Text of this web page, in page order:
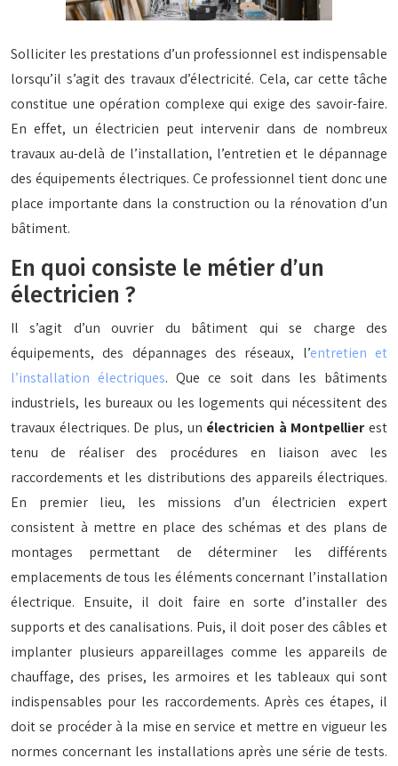
Solliciter les prestations d’un professionnel est indispensable
lorsqu’il s’agit des travaux d’électricité. Cela, car cette tâche
constitue une opération complexe qui exige des savoir-faire.
En effet, un électricien peut intervenir dans de nombreux
travaux au-delà de l’installation, l’entretien et le dépannage
des équipements électriques. Ce professionnel tient donc une
place importante dans la construction ou la rénovation d’un
bâtiment.
En quoi consiste le métier d’un
électricien ?
Il s’agit d’un ouvrier du bâtiment qui se charge des
équipements, des dépannages des réseaux, l’entretien et
l’installation électriques. Que ce soit dans les bâtiments
industriels, les bureaux ou les logements qui nécessitent des
travaux électriques. De plus, un électricien à Montpellierest
tenu de réaliser des procédures en liaison avec les
raccordements et les distributions des appareils électriques.
En premier lieu, les missions d’un électricien expert
consistent à mettre en place des schémas et des plans de
montages permettant de déterminer les différents
emplacements de tous les éléments concernant l’installation
électrique. Ensuite, il doit faire en sorte d’installer des
supports et des canalisations. Puis, il doit poser des câbles et
implanter plusieurs appareillages comme les appareils de
chauffage, des prises, les armoires et les tableaux qui sont
indispensables pour les raccordements. Après ces étapes, il
doit se procéder à la mise en service et mettre en vigueur les
normes concernant les installations après une série de tests.